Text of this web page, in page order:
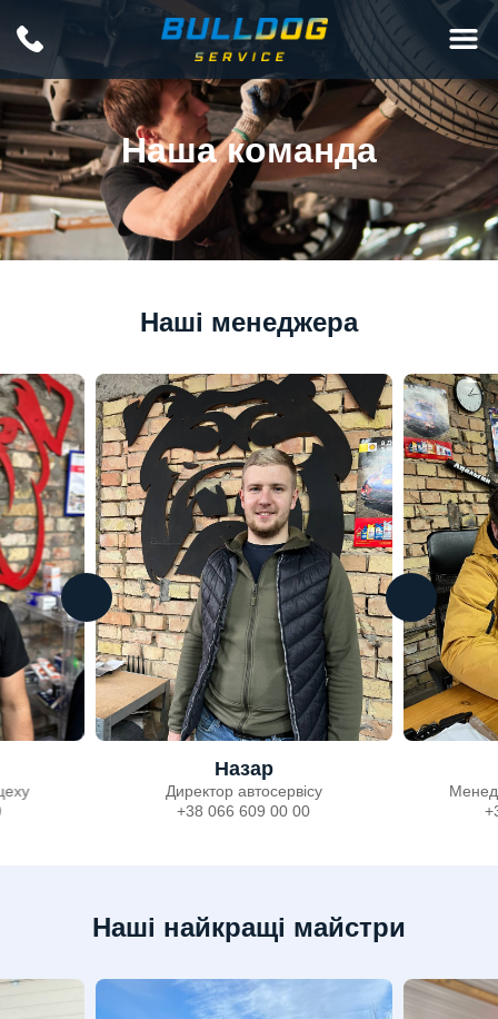
Наша команда
Наші менеджера
Назар
Директор автосервісу
+38 066 609 00 00
Наші найкращі майстри